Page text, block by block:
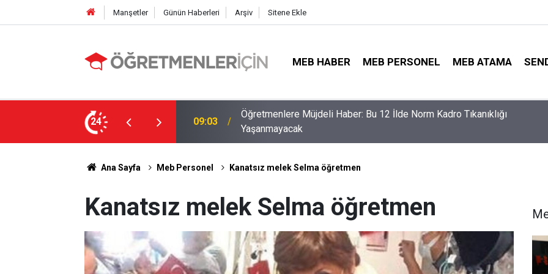
Manşetler Günün Haberleri Arşiv Sitene Ekle
MEB HABER MEB PERSONEL MEB ATAMA
24
İlde Norm Kadro Tıkanıklığı
19:02
Öğretmenler İçin Son Saatler! MEB E-Sınav Görev Başvurularında Süre
Doluyor
Ana Sayfa Meb Personel Kanatsız melek Selma öğretmen
Kanatsız melek Selma öğretmen